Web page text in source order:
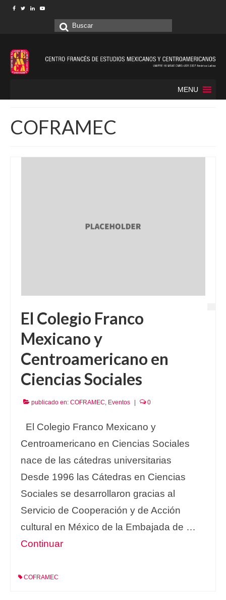
Buscar
MENU
COFRAMEC
El Colegio Franco
Mexicano y
Centroamericano en
Ciencias Sociales
publicado en: COFRAMEC, Eventos 0
El Colegio Franco Mexicano y
Centroamericano en Ciencias Sociales
nace de las cátedras universitarias
Desde 1996 las Cátedras en Ciencias
Sociales se desarrollaron gracias al
Servicio de Cooperación y de Acción
cultural en México de la Embajada de …
Continuar
COFRAMEC